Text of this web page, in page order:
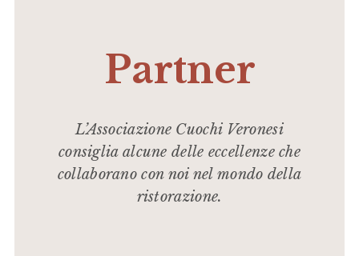
Partner
L’Associazione Cuochi Veronesi
consiglia alcune delle eccellenze che
collaborano con noi nel mondo della
ristorazione.